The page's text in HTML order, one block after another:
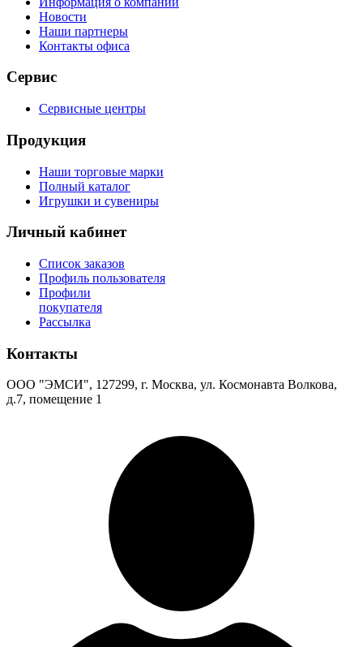
Новости
Наши партнеры
Контакты офиса
Сервис
Сервисные центры
Продукция
Наши торговые марки
Полный каталог
Игрушки и сувениры
Личный кабинет
Список заказов
Профиль пользователя
Профили
покупателя
Рассылка
Контакты
ООО "ЭМСИ", 127299, г. Москва, ул. Космонавта Волкова,
д.7, помещение 1